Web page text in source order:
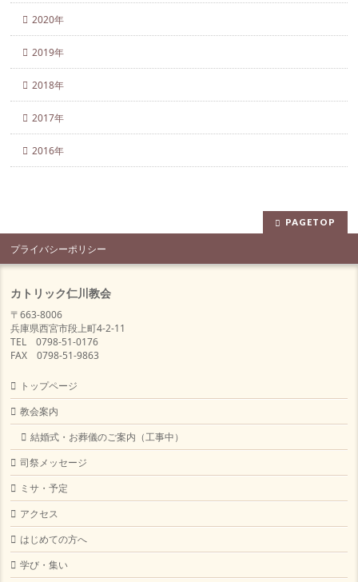
2020年
2019年
2018年
2017年
2016年
PAGETOP
プライバシーポリシー
カトリック仁川教会
〒663-8006
兵庫県西宮市段上町4-2-11
TEL 0798-51-0176
FAX 0798-51-9863
トップページ
教会案内
結婚式・お葬儀のご案内（工事中）
司祭メッセージ
ミサ・予定
アクセス
はじめての方へ
学び・集い